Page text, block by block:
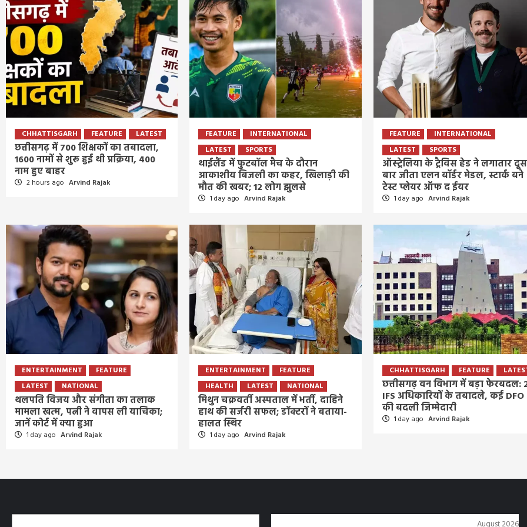
CHHATTISGARH FEATURE LATEST
छत्तीसगढ़ में 700 शिक्षकों का तबादला,
1600 नामों से शुरू हुई थी प्रक्रिया, 400
नाम हुए बाहर
2 hours ago Arvind Rajak
FEATURE
INTERNATIONAL
LATEST
SPORTS
थाईलैंड में फुटबॉल मैच के दौरान
आकाशीय बिजली का कहर, खिलाड़ी की
मौत की खबर; 12 लोग झुलसे
1 day ago Arvind Rajak
FEATURE
INTERNATIONAL
LATEST
SPORTS
ऑस्ट्रेलिया के ट्रैविस हेड ने लगातार
बार जीता एलन बॉर्डर मेडल, स्टार्क बने
टेस्ट प्लेयर ऑफ द ईयर
1 day ago Arvind Rajak
ENTERTAINMENT
FEATURE
LATEST
NATIONAL
थलपति विजय और संगीता का तलाक
मामला खत्म, पत्नी ने वापस ली याचिका;
जानें कोर्ट में क्या हुआ
1 day ago Arvind Rajak
ENTERTAINMENT
FEATURE
HEALTH
LATEST NATIONAL
मिथुन चक्रवर्ती अस्पताल में भर्ती, दाहिने
हाथ की सर्जरी सफल; डॉक्टरों ने बताया-
हालत स्थिर
1 day ago Arvind Rajak
CHHATTISGARH FEATURE
छत्तीसगढ़ वन विभाग में बड़ा फेरबदल:
IFS अधिकारियों के तबादले, कई DFO
की बदली जिम्मेदारी
1 day ago Arvind Rajak
August 2026